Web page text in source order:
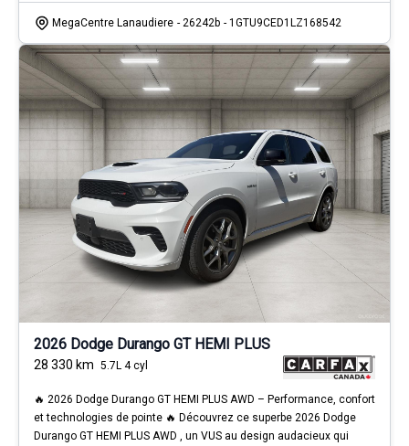
MegaCentre Lanaudiere - 26242b - 1GTU9CED1LZ168542
2026 Dodge Durango GT HEMI PLUS
28 330 km 5.7L 4 cyl
🔥 2026 Dodge Durango GT HEMI PLUS AWD – Performance, confort
et technologies de pointe 🔥 Découvrez ce superbe 2026 Dodge
Durango GT HEMI PLUS AWD , un VUS au design audacieux qui